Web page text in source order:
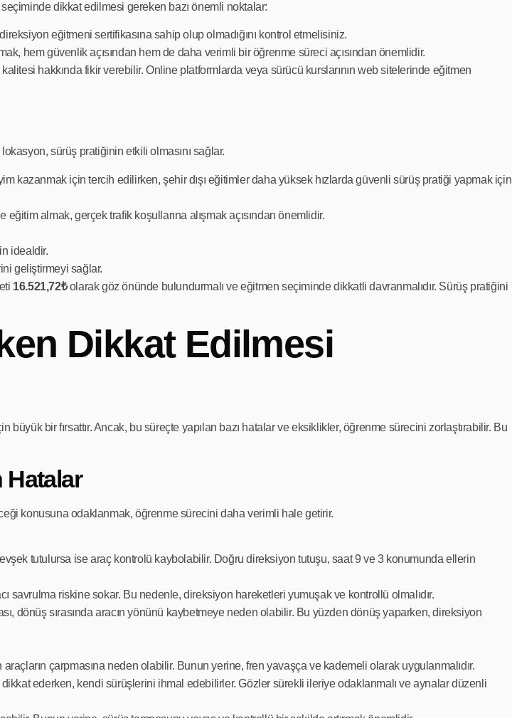
dikkat edilmesi gereken bazı önemli noktalar:
eğitmeni sertifikasına sahip olup olmadığını kontrol etmelisiniz.
hem güvenlik açısından hem de daha verimli bir öğrenme süreci açısından önemlidir.
hakkında fikir verebilir. Online platformlarda veya sürücü kurslarının web sitelerinde eğitmen
sürüş pratiğinin etkili olmasını sağlar.
kazanmak için tercih edilirken, şehir dışı eğitimler daha yüksek hızlarda güvenli sürüş pratiği yapmak için
almak, gerçek trafik koşullarına alışmak açısından önemlidir.
idealdir.
geliştirmeyi sağlar.
16.521,72₺olarak göz önünde bulundurmalı ve eğitmen seçiminde dikkatli davranmalıdır. Sürüş pratiğini
Dikkat Edilmesi
bir fırsattır. Ancak, bu süreçte yapılan bazı hatalar ve eksiklikler, öğrenme sürecini zorlaştırabilir. Bu
Hatalar
konusuna odaklanmak, öğrenme sürecini daha verimli hale getirir.
tutulursa ise araç kontrolü kaybolabilir. Doğru direksiyon tutuşu, saat 9 ve 3 konumunda ellerin
savrulma riskine sokar. Bu nedenle, direksiyon hareketleri yumuşak ve kontrollü olmalıdır.
dönüş sırasında aracın yönünü kaybetmeye neden olabilir. Bu yüzden dönüş yaparken, direksiyon
çarpmasına neden olabilir. Bunun yerine, fren yavaşça ve kademeli olarak uygulanmalıdır.
ederken, kendi sürüşlerini ihmal edebilirler. Gözler sürekli ileriye odaklanmalı ve aynalar düzenli